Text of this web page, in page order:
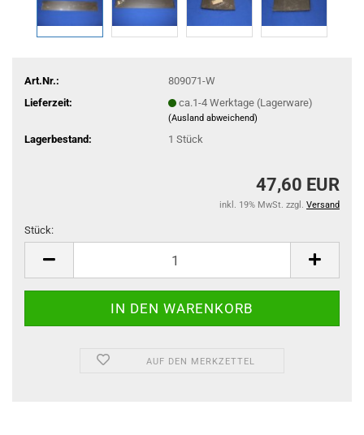
Art.Nr.:
809071-W
Lieferzeit:
ca.1-4 Werktage (Lagerware)
(Ausland abweichend)
Lagerbestand: 1 Stück
47,60 EUR
inkl. 19% MwSt. zzgl. Versand
Stück:
AUF DEN MERKZETTEL